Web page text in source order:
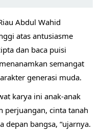
Abdul Wahid
atas antusiasme
dan baca puisi
semangat
generasi muda.
karya ini anak-anak
perjuangan, cinta tanah
depan bangsa, “ujarnya.